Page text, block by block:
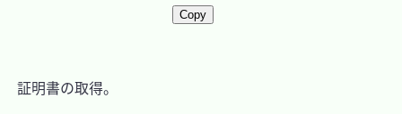
Copy
証明書の取得。